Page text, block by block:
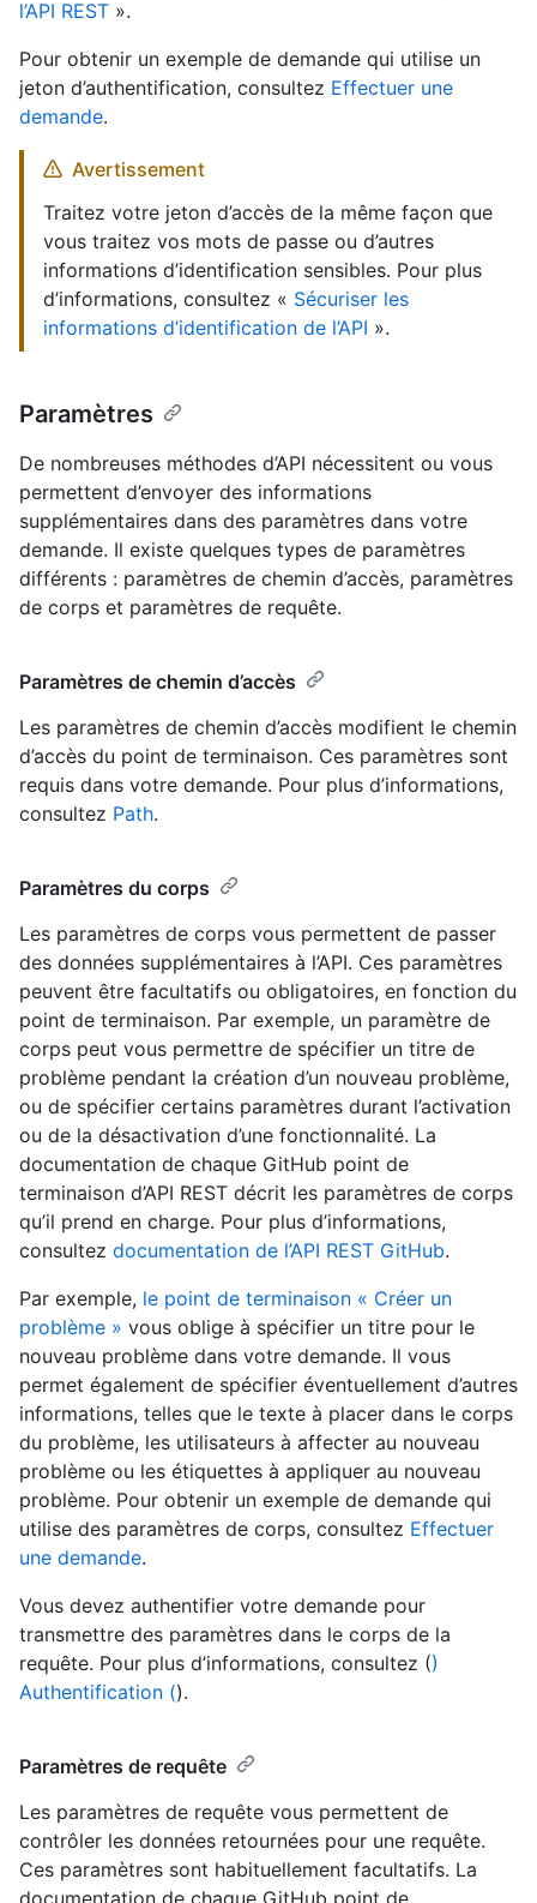
l’API REST ».
Pour obtenir un exemple de demande qui utilise un
jeton d’authentification, consultez Effectuer une
demande.
Avertissement
Traitez votre jeton d’accès de la même façon que
vous traitez vos mots de passe ou d’autres
informations d’identification sensibles. Pour plus
d’informations, consultez « Sécuriser les
informations d’identification de l’API ».
Paramètres
De nombreuses méthodes d’API nécessitent ou vous
permettent d’envoyer des informations
supplémentaires dans des paramètres dans votre
demande. Il existe quelques types de paramètres
différents : paramètres de chemin d’accès, paramètres
de corps et paramètres de requête.
Paramètres de chemin d’accès
Les paramètres de chemin d’accès modifient le chemin
d’accès du point de terminaison. Ces paramètres sont
requis dans votre demande. Pour plus d’informations,
consultez Path.
Paramètres du corps
Les paramètres de corps vous permettent de passer
des données supplémentaires à l’API. Ces paramètres
peuvent être facultatifs ou obligatoires, en fonction du
point de terminaison. Par exemple, un paramètre de
corps peut vous permettre de spécifier un titre de
problème pendant la création d’un nouveau problème,
ou de spécifier certains paramètres durant l’activation
ou de la désactivation d’une fonctionnalité. La
documentation de chaque GitHub point de
terminaison d’API REST décrit les paramètres de corps
qu’il prend en charge. Pour plus d’informations,
consultez documentation de l’API REST GitHub.
Par exemple, le point de terminaison « Créer un
problème » vous oblige à spécifier un titre pour le
nouveau problème dans votre demande. Il vous
permet également de spécifier éventuellement d’autres
informations, telles que le texte à placer dans le corps
du problème, les utilisateurs à affecter au nouveau
problème ou les étiquettes à appliquer au nouveau
problème. Pour obtenir un exemple de demande qui
utilise des paramètres de corps, consultez Effectuer
une demande.
Vous devez authentifier votre demande pour
transmettre des paramètres dans le corps de la
requête. Pour plus d’informations, consultez ()
Authentification ().
Paramètres de requête
Les paramètres de requête vous permettent de
contrôler les données retournées pour une requête.
Ces paramètres sont habituellement facultatifs. La